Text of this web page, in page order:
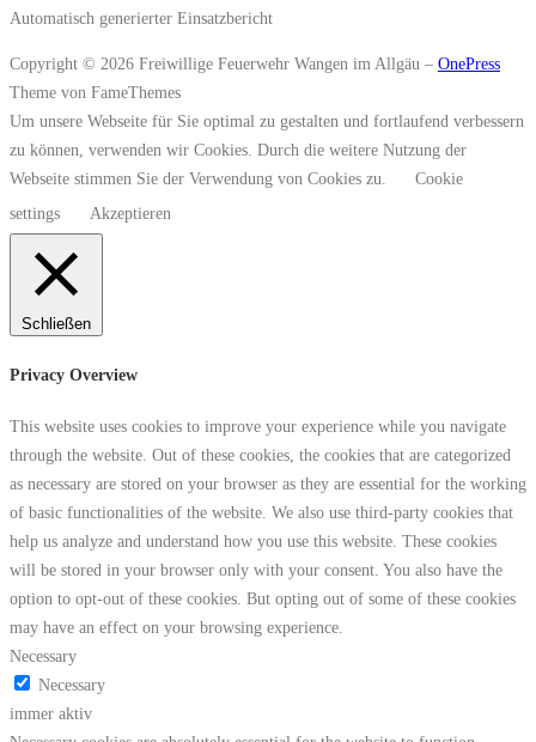
Automatisch generierter Einsatzbericht
Copyright © 2026 Freiwillige Feuerwehr Wangen im Allgäu – OnePress
Theme von FameThemes
Um unsere Webseite für Sie optimal zu gestalten und fortlaufend verbessern
zu können, verwenden wir Cookies. Durch die weitere Nutzung der
Webseite stimmen Sie der Verwendung von Cookies zu.
Cookie
settings
Akzeptieren
Schließen
Privacy Overview
This website uses cookies to improve your experience while you navigate
through the website. Out of these cookies, the cookies that are categorized
as necessary are stored on your browser as they are essential for the working
of basic functionalities of the website. We also use third-party cookies that
help us analyze and understand how you use this website. These cookies
will be stored in your browser only with your consent. You also have the
option to opt-out of these cookies. But opting out of some of these cookies
may have an effect on your browsing experience.
Necessary
Necessary
immer aktiv